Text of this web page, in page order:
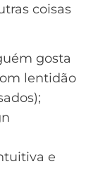
coisas
gosta
lentidão
e